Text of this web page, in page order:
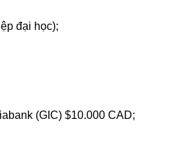
đại học);
(GIC) $10.000 CAD;